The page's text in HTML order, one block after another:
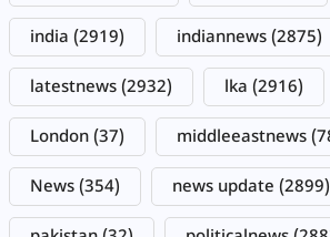
india (2919) indiannews (2875)
latestnews (2932) lka (2916)
London (37) middleeastnews
News (354) news update (2899)